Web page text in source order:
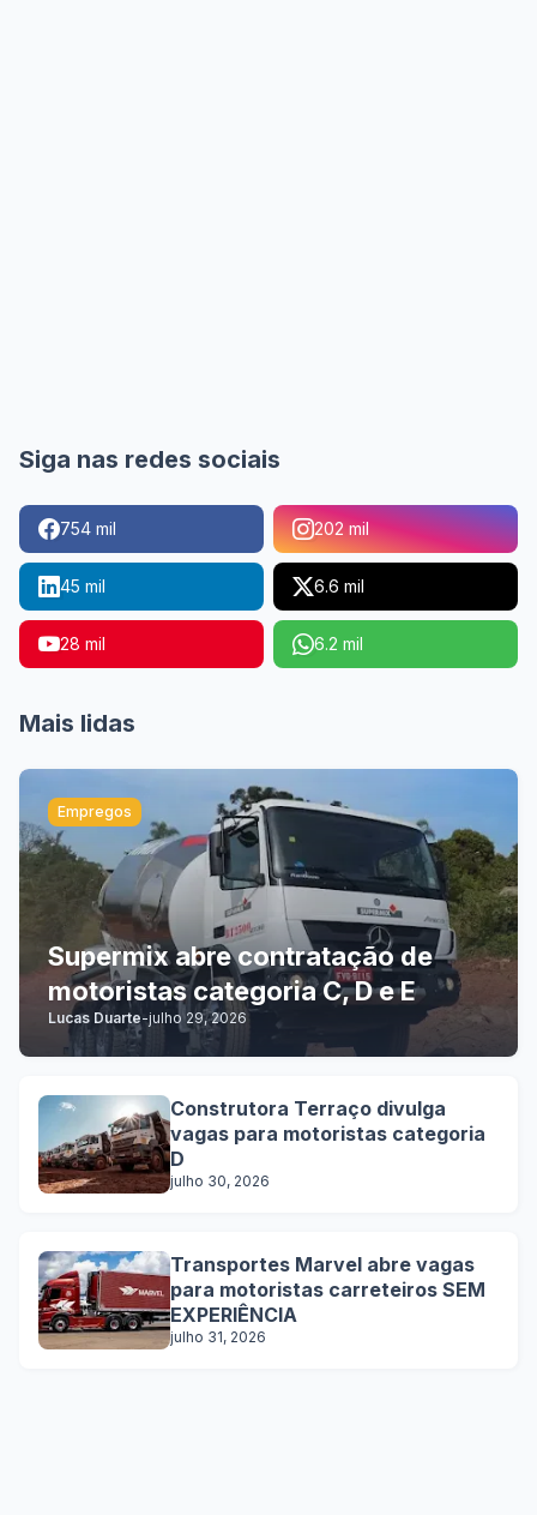
Siga nas redes sociais
754 mil 202 mil
45 mil 6.6 mil
28 mil 6.2 mil
Mais lidas
Empregos
Supermix abre contratação de
motoristas categoria C, D e E
Lucas Duarte-julho 29, 2026
Construtora Terraço divulga
vagas para motoristas categoria
D
julho 30, 2026
Transportes Marvel abre vagas
para motoristas carreteiros SEM
EXPERIÊNCIA
julho 31, 2026